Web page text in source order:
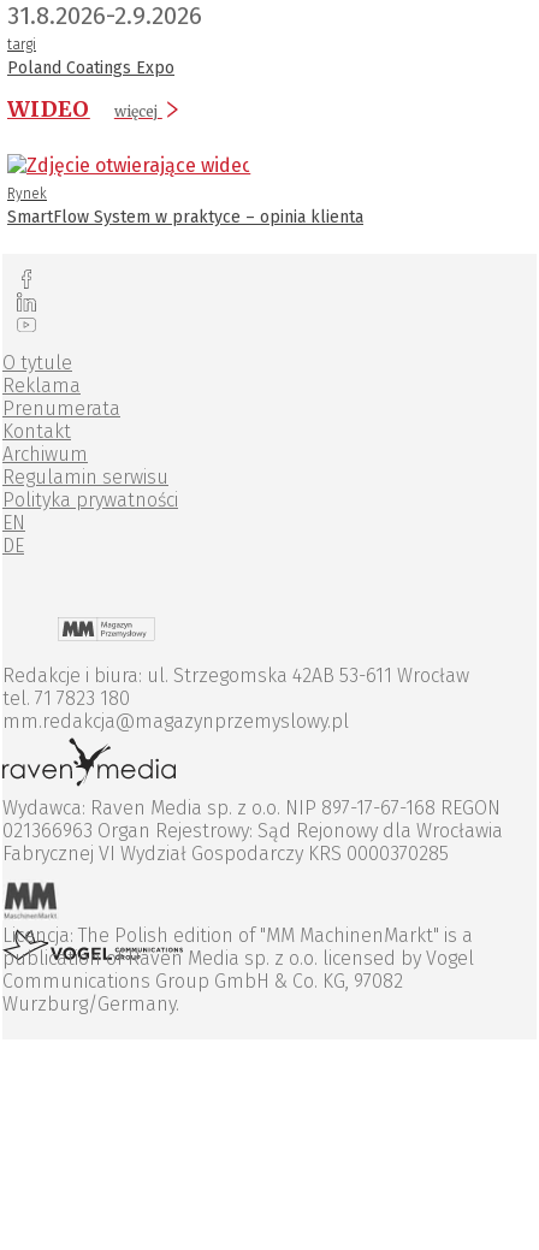
31.8.2026-2.9.2026
targi
Poland Coatings Expo
WIDEO więcej
Rynek
SmartFlow System w praktyce – opinia klienta
O tytule
Reklama
Prenumerata
Kontakt
Archiwum
Regulamin serwisu
Polityka prywatności
EN
DE
Redakcje i biura: ul. Strzegomska 42AB 53-611 Wrocław
tel. 71 7823 180
mm.redakcja@magazynprzemyslowy.pl
Wydawca: Raven Media sp. z o.o. NIP 897-17-67-168 REGON
021366963 Organ Rejestrowy: Sąd Rejonowy dla Wrocławia
Fabrycznej VI Wydział Gospodarczy KRS 0000370285
Licencja: The Polish edition of "MM MachinenMarkt" is a
publication of Raven Media sp. z o.o. licensed by Vogel
Communications Group GmbH & Co. KG, 97082
Wurzburg/Germany.